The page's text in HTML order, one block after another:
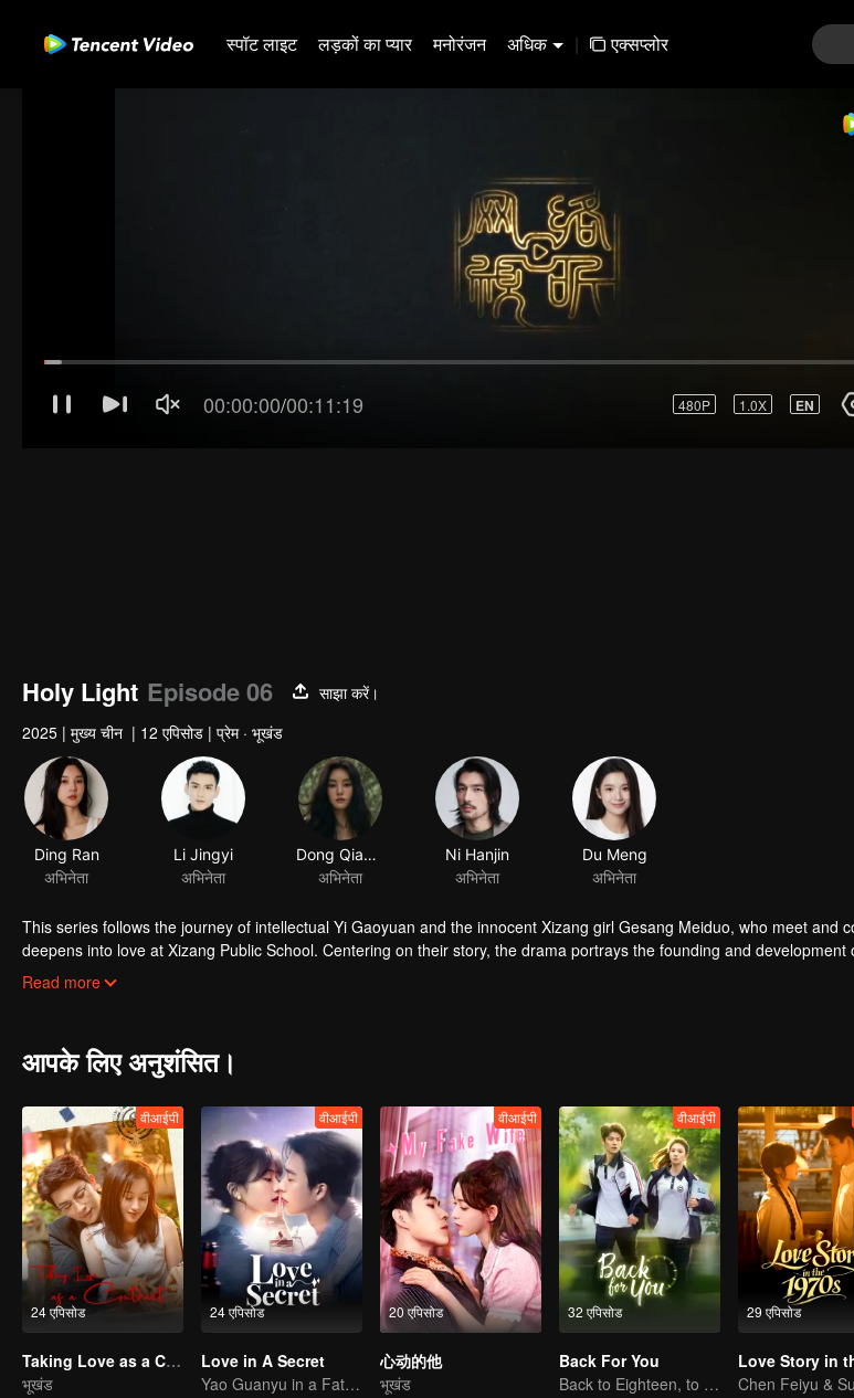
स्पॉट लाइट लड़कों का प्यार मनोरंजन अधिक | एक्सप्लोर
Holy Light Episode 06
साझा करें।
2025 | मुख्य चीन | 12 एपिसोड | प्रेम · भूखंड
Ding Ran
अभिनेता
Li Jingyi
अभिनेता
This series follows the journey of intellectual Yi Gaoyuan and the innocent Xizang girl Gesang Meiduo, who meet and
deepens into love at Xizang Public School. Centering on their story, the drama portrays the founding and development
first institution of higher learning established by the Communist Party of China in inland China for Xizang. It highlights
Read more
आपके लिए अनुशंसित।
24 एपिसोड
वीआईपी
Taking Love as a Contract
भूखंड
24 एपिसोड
वीआईपी
Love in A Secret
Yao Guanyu in a Fateful Game of Love and Obsession
20 एपिसोड
वीआईपी
心动的他
भूखंड
32 एपिसोड
वीआईपी
Back For You
Back to Eighteen, to Save His White Moonlight
29 एपिसोड